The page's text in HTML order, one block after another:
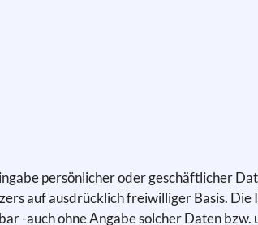
persönlicher oder geschäftlicher
auf ausdrücklich freiwilliger Basis. Die
-auch ohne Angabe solcher Daten